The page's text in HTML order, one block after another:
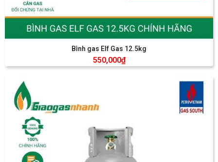
Bình gas Elf Gas 12.5kg
550,000₫